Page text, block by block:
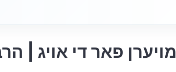
מויערן פאר די אויג |